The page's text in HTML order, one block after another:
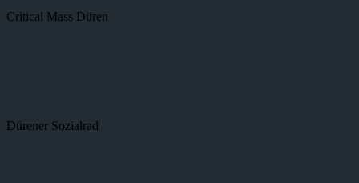
Critical Mass Düren
Dürener Sozialrad